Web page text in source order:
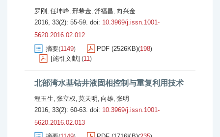
罗刚 , 任坤峰, 邢希金, 舒福昌, 向兴金
2016, 33(2): 55-59. doi: 10.3969/j.issn.1001-
5620.2016.02.012
摘要(1149) PDF (2526KB)(198)
[施引文献] (11)
北部湾水基钻井液固相控制与重复利用技术
程玉生, 张立权, 莫天明 , 向雄, 张明
2016, 33(2): 60-63. doi: 10.3969/j.issn.1001-
5620.2016.02.013